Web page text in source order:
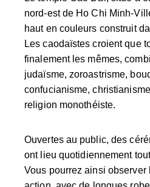
nord-est de Ho Chi Minh-
haut en couleurs construit
Les caodaïstes croient que
finalement les mêmes,
judaïsme, zoroastrisme,
confucianisme,
religion monothéiste.
Ouvertes au public, des
ont lieu quotidiennement
Vous pourrez ainsi